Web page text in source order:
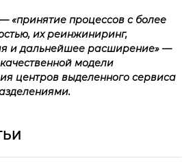
процессов с более
их реинжиниринг,
и дальнейшее расширение» —
модели
центров выделенного сервиса